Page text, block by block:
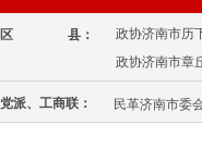
区 县： 政协济南市历
政协济南市章
党派、工商联： 民革济南市委